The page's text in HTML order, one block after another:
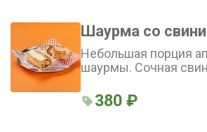
Шаурма со
Небольшая порция
шаурмы. Сочная
с ароматным соусом.
сбалансированный, с
380 ₽